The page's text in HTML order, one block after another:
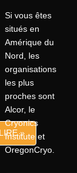
»
Si vous êtes
situés en
Amérique du
Nord, les
organisations
les plus
proches sont
Alcor, le
Cryonics
Institute et
OregonCryo.